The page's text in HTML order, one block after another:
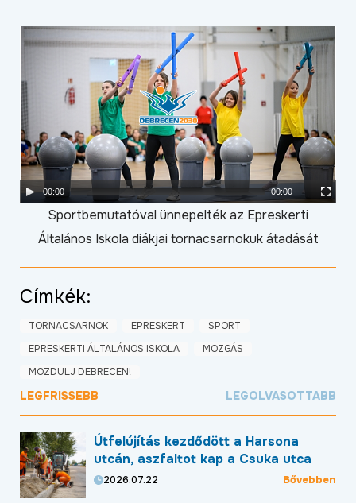
Video
Player
00:00 00:00
Sportbemutatóval ünnepelték az Epreskerti
Általános Iskola diákjai tornacsarnokuk átadását
Címkék:
TORNACSARNOK EPRESKERT
SPORT
EPRESKERTI ÁLTALÁNOS ISKOLA
MOZGÁS
MOZDULJ DEBRECEN!
LEGFRISSEBB LEGOLVASOTTABB
Útfelújítás kezdődött a Harsona
utcán, aszfaltot kap a Csuka utca
2026.07.22 Bővebben